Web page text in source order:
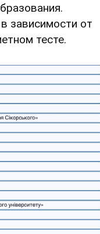
зависимости от
тесте.